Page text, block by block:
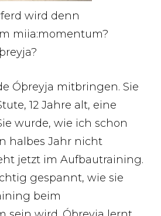
wird denn
miia:momentum?
Óþreyja mitbringen. Sie
12 Jahre alt, eine
wurde, wie ich schon
halbes Jahr nicht
jetzt im Aufbautraining.
gespannt, wie sie
beim